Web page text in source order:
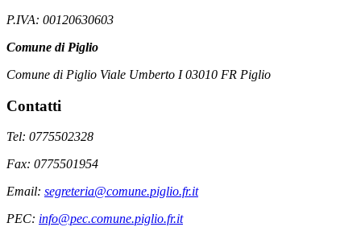
P.IVA: 00120630603
Comune di Piglio
Comune di Piglio Viale Umberto I 03010 FR Piglio
Contatti
Tel: 0775502328
Fax: 0775501954
Email: segreteria@comune.piglio.fr.it
PEC: info@pec.comune.piglio.fr.it